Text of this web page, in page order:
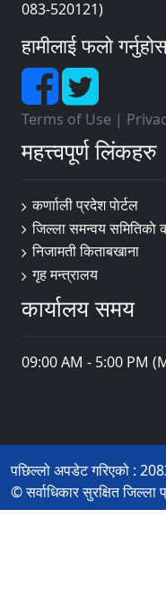
083-520121)
हामीलाई फलो
Terms of Use |
महत्त्वपूर्ण लिंकहरु
कर्णााली प्रदेश पाेर्टल
जिल्ला समन्वय समितिकाे
निजामती किताबखाना
गृह मन्त्रालय
कार्यालय समय
09:00 AM - 5:00 PM
पछिल्लो अपडेट गरिएको :
© सर्वाधिकार सुरक्षित